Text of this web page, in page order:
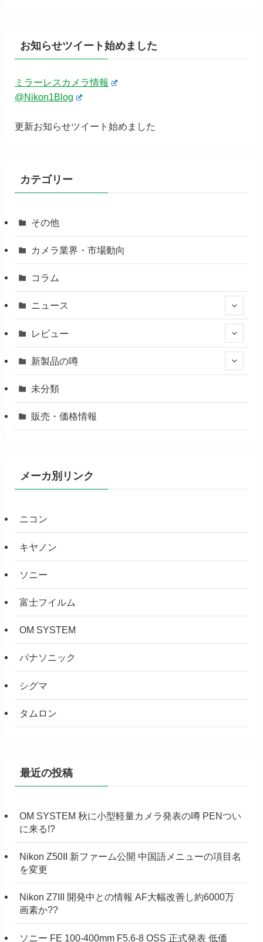
お知らせツイート始めました
ミラーレスカメラ情報
@Nikon1Blog
更新お知らせツイート始めました
カテゴリー
その他
カメラ業界・市場動向
コラム
ニュース
レビュー
新製品の噂
未分類
販売・価格情報
メーカ別リンク
ニコン
キヤノン
ソニー
富士フイルム
OM SYSTEM
パナソニック
シグマ
タムロン
最近の投稿
OM SYSTEM 秋に小型軽量カメラ発表の噂 PENつい
に来る!?
Nikon Z50II 新ファーム公開 中国語メニューの項目名
を変更
Nikon Z7III 開発中との情報 AF大幅改善し約6000万
画素か??
ソニー FE 100-400mm F5.6-8 OSS 正式発表 低価